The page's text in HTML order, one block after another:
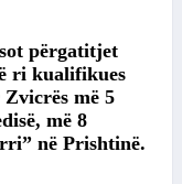
përgatitjet
ri kualifikues
më 5
më 8
në Prishtinë.